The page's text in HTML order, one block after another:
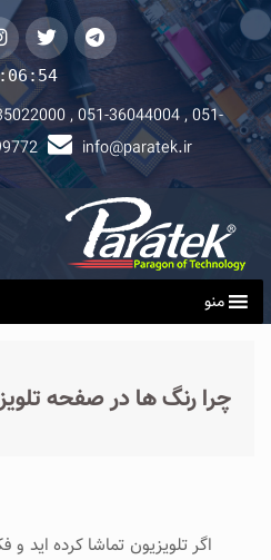
telegramتوییتر
, 051-36044004 , 051-
info@paratek.ir
منو
چرا رنگ ها در صفحه
اگر تلویزیون تماشا کرده اید